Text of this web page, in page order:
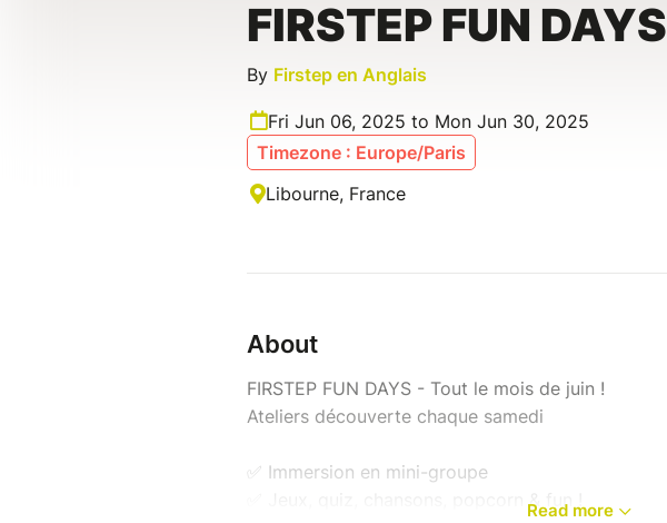
FIRSTEP FUN DAYS
By Firstep en Anglais
Fri Jun 06, 2025 to Mon Jun 30, 2025
Timezone : Europe/Paris
Libourne, France
About
FIRSTEP FUN DAYS - Tout le mois de juin !
Ateliers découverte chaque samedi
✅ Immersion en mini-groupe
✅ Jeux, quiz, chansons, popcorn & fun !Read more